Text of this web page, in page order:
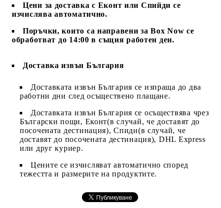
Цени за доставка с Еконт или Спийди се
изчислява автоматично.
Поръчки, които са направени за Box Now се
обработват до 14:00 в същия работен ден.
Доставка извън България
Доставката извън България се изпраща до два
работни дни след осъществено плащане.
Доставката извън България се осъществява чрез
Български пощи, Еконт(в случай, че доставят до
посочената дестинация), Спиди(в случай, че
доставят до посочената дестинация), DHL Express
или друг куриер.
Цените се изчисляват автоматично според
тежестта и размерите на продуктите.